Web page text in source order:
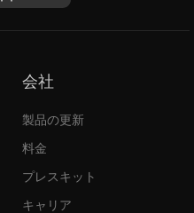
会社
製品の更新
料金
プレスキット
キャリア